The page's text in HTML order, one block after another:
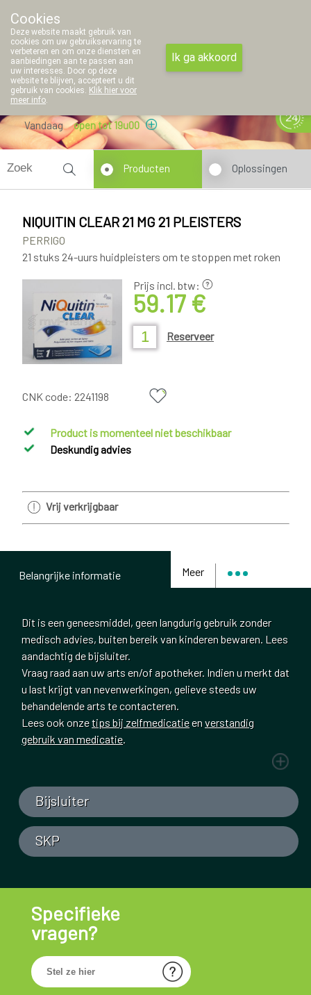
011/42 97 45
Vandaag open tot 19u00
Producten Oplossingen
NIQUITIN CLEAR 21 MG 21 PLEISTERS
PERRIGO
21 stuks 24-uurs huidpleisters om te stoppen met roken
Prijs incl. btw:
59.17 €
Reserveer
CNK code: 2241198
Product is momenteel niet beschikbaar
Deskundig advies
Vrij verkrijgbaar
Meer
Belangrijke informatie
Dit is een geneesmiddel, geen langdurig gebruik zonder
medisch advies, buiten bereik van kinderen bewaren. Lees
aandachtig de bijsluiter.
Vraag raad aan uw arts en/of apotheker. Indien u merkt dat
u last krijgt van nevenwerkingen, gelieve steeds uw
behandelende arts te contacteren.
Lees ook onzetips bij zelfmedicatieenverstandig
gebruik van medicatie.
Bijsluiter
SKP
Specifieke
vragen?
Cookies
Deze website maakt gebruik van
cookies om uw gebruikservaring te
verbeteren en om onze diensten en
aanbiedingen aan te passen aan
uw interesses. Door op deze
website te blijven, accepteert u dit
gebruik van cookies. Klik hier voor
meer info.
Ik ga akkoord